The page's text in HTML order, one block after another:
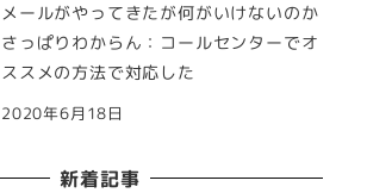
メールがやってきたが何がいけないのか
さっぱりわからん：コールセンターでオ
ススメの方法で対応した
2020年6月18日
新着記事